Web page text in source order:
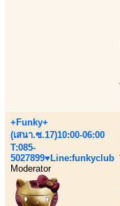
+Funky+
(เสนา.ซ.17)10:00-06:00
T:085-
5027899♥Line:funkyclub
Moderator